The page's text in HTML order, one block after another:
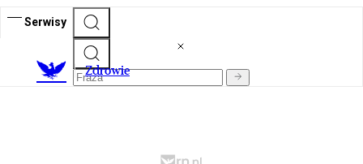
Serwisy
Zdrowie